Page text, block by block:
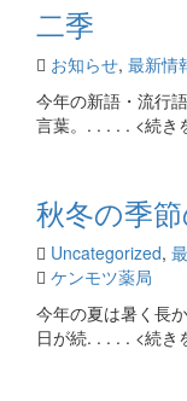
二季
お知らせ, 最新情
今年の新語・流行
言葉。. . . . . <続き
秋冬の季
Uncategorized,
ケンモツ薬局
今年の夏は暑く長
日が続. . . . . <続き